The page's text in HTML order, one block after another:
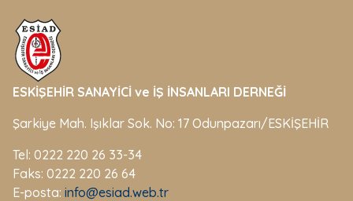
ESKİŞEHİR SANAYİCİ ve İŞ İNSANLARI DERNEĞİ
Şarkiye Mah. Işıklar Sok. No: 17 Odunpazarı/ESKİŞEHİR
Tel: 0222 220 26 33-34
Faks: 0222 220 26 64
E-posta: info@esiad.web.tr